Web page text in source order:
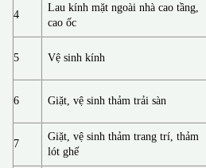
4
Lau kính mặt ngoài nhà cao tầng,
cao ốc
5 Vệ sinh kính
6 Giặt, vệ sinh thảm trải sàn
7
Giặt, vệ sinh thảm trang trí, thảm
lót ghế